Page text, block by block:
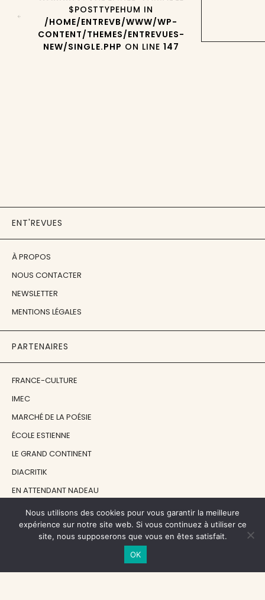
$POSTTYPEHUM IN
/HOME/ENTREVB/WWW/WP-
CONTENT/THEMES/ENTREVUES-
NEW/SINGLE.PHP ON LINE 147
ENT'REVUES
À PROPOS
NOUS CONTACTER
NEWSLETTER
MENTIONS LÉGALES
PARTENAIRES
FRANCE-CULTURE
IMEC
MARCHÉ DE LA POÉSIE
ÉCOLE ESTIENNE
LE GRAND CONTINENT
DIACRITIK
EN ATTENDANT NADEAU
NOS SOUTIENS
Nous utilisons des cookies pour vous garantir la meilleure
expérience sur notre site web. Si vous continuez à utiliser ce
site, nous supposerons que vous en êtes satisfait.
OK